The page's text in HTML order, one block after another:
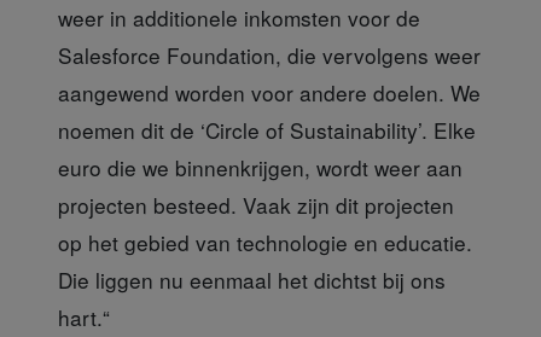
weer in additionele inkomsten voor de
Salesforce Foundation, die vervolgens weer
aangewend worden voor andere doelen. We
noemen dit de ‘Circle of Sustainability’. Elke
euro die we binnenkrijgen, wordt weer aan
projecten besteed. Vaak zijn dit projecten
op het gebied van technologie en educatie.
Die liggen nu eenmaal het dichtst bij ons
hart.“